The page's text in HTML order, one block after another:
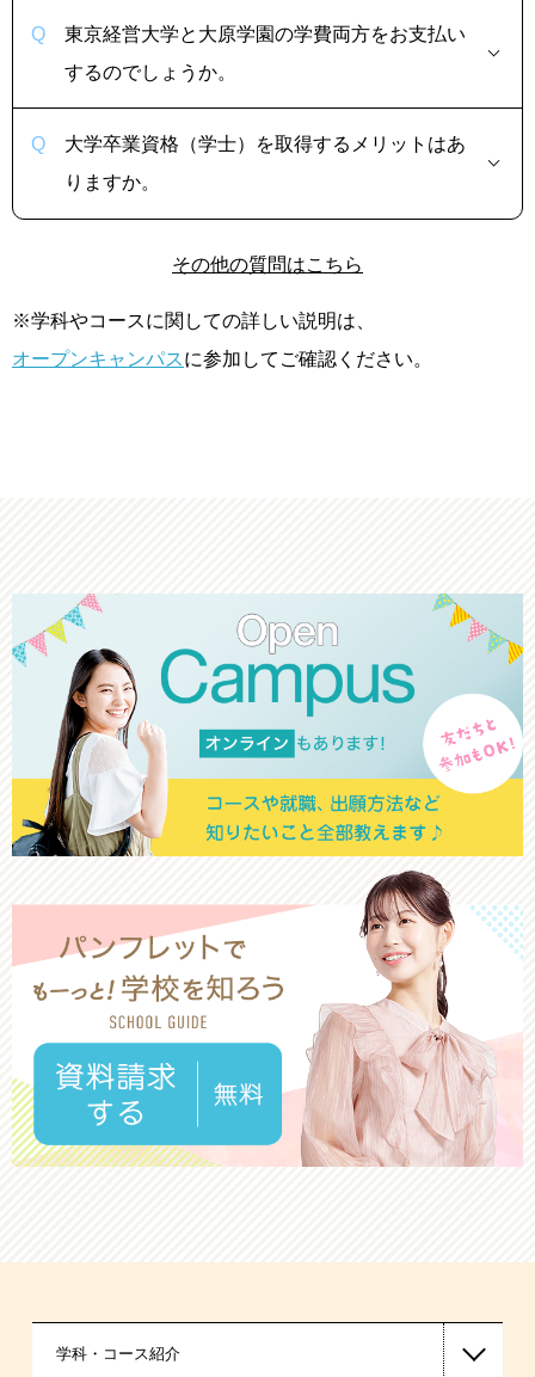
東京経営大学と大原学園の学費両方をお支払い
するのでしょうか。
大学卒業資格（学士）を取得するメリットはあ
りますか。
その他の質問はこちら
※学科やコースに関しての詳しい説明は、
オープンキャンパスに参加してご確認ください。
学科・コース紹介